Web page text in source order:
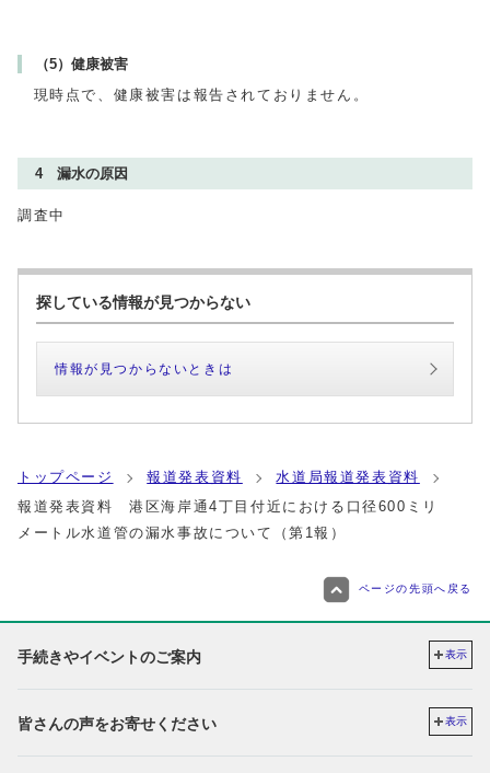
（5）健康被害
現時点で、健康被害は報告されておりません。
4 漏水の原因
調査中
探している情報が見つからない
情報が見つからないときは
トップページ 報道発表資料
水道局報道発表資料
報道発表資料 港区海岸通4丁目付近における口径600ミリ
メートル水道管の漏水事故について（第1報）
ページの先頭へ戻る
手続きやイベントのご案内 表示
皆さんの声をお寄せください 表示